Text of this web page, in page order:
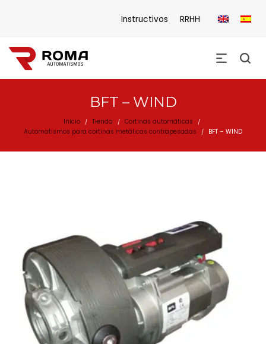
Instructivos RRHH
BFT – WIND
Inicio / Tienda / Cortinas automáticas /
Automatismos para cortinas metálicas contrapesadas / BFT – WIND